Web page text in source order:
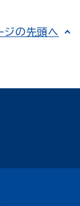
ジの先頭へ